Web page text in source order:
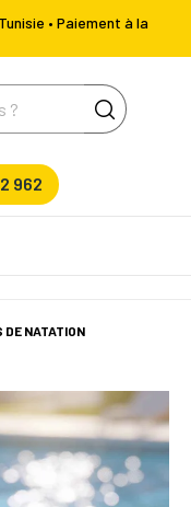
• Paiement à la
962
DE NATATION